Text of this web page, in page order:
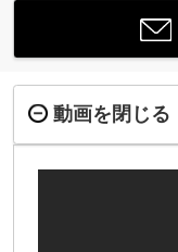
動画を閉じる